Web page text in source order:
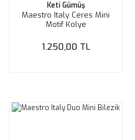
Keti Gümüş
Maestro Italy Ceres Mini
Motif Kolye
1.250,00 TL